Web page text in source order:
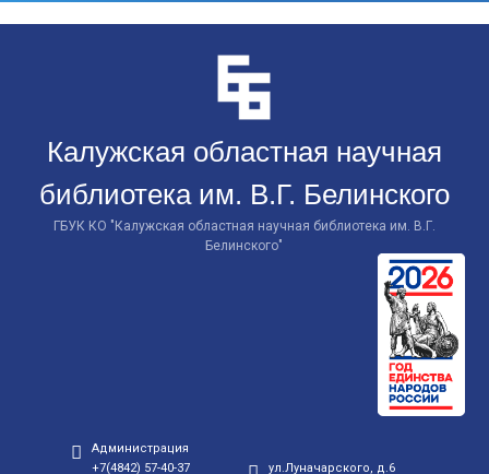
Калужская областная научная
библиотека им. В.Г. Белинского
ГБУК КО "Калужская областная научная библиотека им. В.Г.
Белинского"
Администрация
+7(4842) 57-40-37
ул.Луначарского, д.6